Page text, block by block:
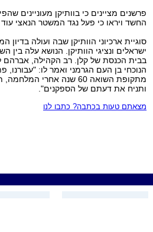
החשד ויראו כי פעל נגד המשטר הנאצי עוד
סוגיית ארכיוני הוותיקן שבה ועולה בדיון
בבית הכנסת של קלן. רב הקהילה, אברהם
הנוכחי בן העם הגרמני ואמר לו: "עבורנו,
מתקופת השואה 60 שנה אחרי
ותניח את דעתם של הספקנים".
מצאתם טעות בכתבה? כתבו לנו